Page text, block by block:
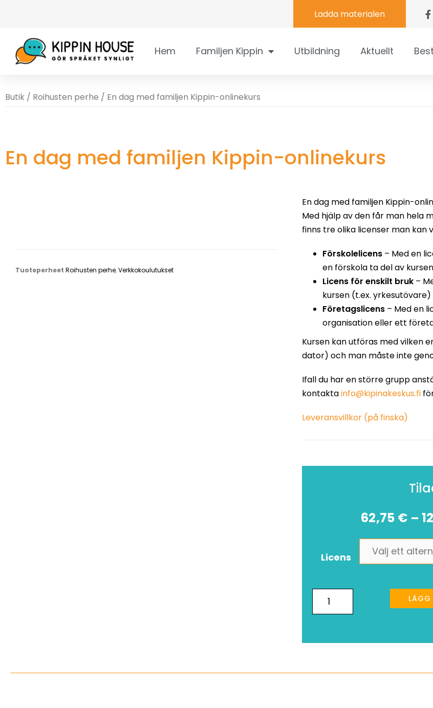
Ladda materialen
Hem Familjen Kippin Utbildning Aktuellt
Butik / Roihusten perhe / En dag med familjen Kippin-onlinekurs
En dag med familjen Kippin-onlinekurs
Tuoteperheet Roihusten perhe,Verkkokoulutukset
En dag med familjen Kippin-
Med hjälp av den får man hela
finns tre olika licenser man kan
Förskolelicens – Med en
en förskola ta del av kursen
Licens för enskilt bruk –
kursen (t.ex. yrkesutövare)
Företagslicens – Med en
organisation eller ett
Kursen kan utföras med vilken
dator) och man måste inte
Ifall du har en större grupp
kontaktainfo@kipinakeskus.fi
Leveransvillkor (på finska)
62,75 € –
Licens
LÄGG